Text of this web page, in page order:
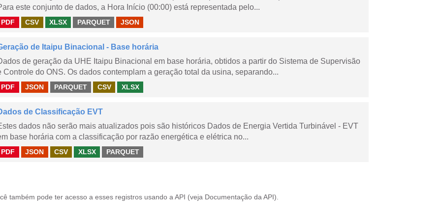
este conjunto de dados, a Hora Início (00:00) está representada pelo...
PDF CSV XLSX PARQUET JSON
de Itaipu Binacional - Base horária
de geração da UHE Itaipu Binacional em base horária, obtidos a partir do Sistema de Supervisão
Controle do ONS. Os dados contemplam a geração total da usina, separando...
PDF JSON PARQUET CSV XLSX
de Classificação EVT
dados não serão mais atualizados pois são históricos Dados de Energia Vertida Turbinável - EVT
base horária com a classificação por razão energética e elétrica no...
PDF JSON CSV XLSX PARQUET
também pode ter acesso a esses registros usando a API (veja Documentação da API ).